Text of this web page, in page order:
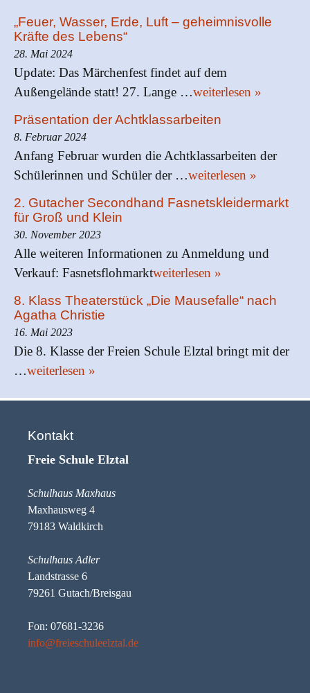
„Feuer, Wasser, Erde, Luft – geheimnisvolle
Kräfte des Lebens“
28. Mai 2024
Update: Das Märchenfest findet auf dem
Außengelände statt! 27. Lange …weiterlesen »
Präsentation der Achtklassarbeiten
8. Februar 2024
Anfang Februar wurden die Achtklassarbeiten der
Schülerinnen und Schüler der …weiterlesen »
2. Gutacher Secondhand Fasnetskleidermarkt
für Groß und Klein
30. November 2023
Alle weiteren Informationen zu Anmeldung und
Verkauf: Fasnetsflohmarktweiterlesen »
8. Klass Theaterstück „Die Mausefalle“ nach
Agatha Christie
16. Mai 2023
Die 8. Klasse der Freien Schule Elztal bringt mit der
…weiterlesen »
Kontakt
Freie Schule Elztal
Schulhaus Maxhaus
Maxhausweg 4
79183 Waldkirch
Schulhaus Adler
Landstrasse 6
79261 Gutach/Breisgau
Fon: 07681-3236
info@freieschuleelztal.de